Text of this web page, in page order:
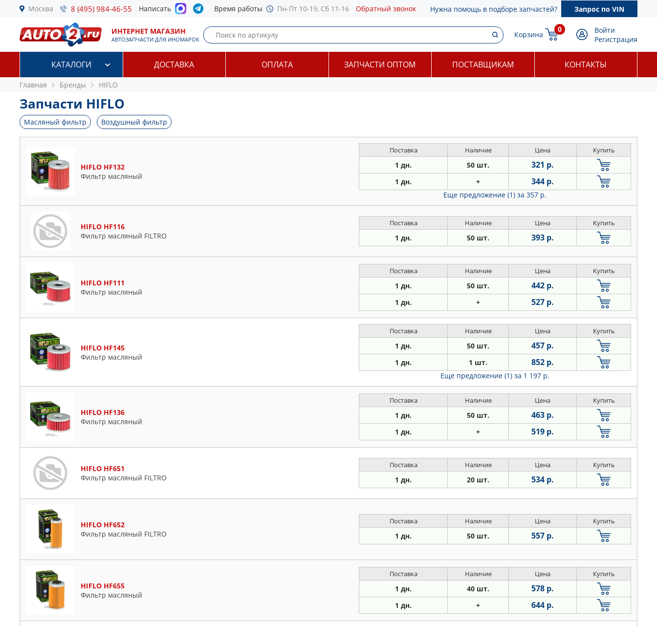
Москва 8 (495) 984-46-55 Написать Время работы Пн-Пт 10-19, Сб 11-16 Обратный звонок Нужна помощь в подборе запчастей? Запрос по VIN
ИНТЕРНЕТ МАГАЗИН
АВТОЗАПЧАСТИ ДЛЯ ИНОМАРОК
Корзина
0
Войти
Регистрация
КАТАЛОГИ ДОСТАВКА ОПЛАТА ЗАПЧАСТИ ОПТОМ ПОСТАВЩИКАМ КОНТАКТЫ
Главная Бренды HIFLO
Запчасти HIFLO
Масляный фильтр Воздушный фильтр
HIFLO HF132
Фильтр масляный
Поставка Наличие Цена Купить
1 дн. 50 шт. 321 р.
1 дн. + 344 р.
Еще предложение (1) за 357 р.
HIFLO HF116
Фильтр масляный FILTRO
Поставка Наличие Цена Купить
1 дн. 50 шт. 393 р.
HIFLO HF111
Фильтр масляный
Поставка Наличие Цена Купить
1 дн. 50 шт. 442 р.
1 дн. + 527 р.
HIFLO HF145
Фильтр масляный
Поставка Наличие Цена Купить
1 дн. 50 шт. 457 р.
1 дн. 1 шт. 852 р.
Еще предложение (1) за 1 197 р.
HIFLO HF136
Фильтр масляный
Поставка Наличие Цена Купить
1 дн. 50 шт. 463 р.
1 дн. + 519 р.
HIFLO HF651
Фильтр масляный FILTRO
Поставка Наличие Цена Купить
1 дн. 20 шт. 534 р.
HIFLO HF652
Фильтр масляный FILTRO
Поставка Наличие Цена Купить
1 дн. 50 шт. 557 р.
HIFLO HF655
Фильтр масляный
Поставка Наличие Цена Купить
1 дн. 40 шт. 578 р.
1 дн. + 644 р.